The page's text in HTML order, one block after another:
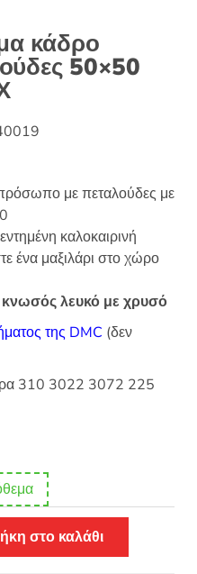
κάδρο
50×50
με πεταλούδες με
καλοκαιρινή
ένα μαξιλάρι στο χώρο
κνωσός λευκό με χρυσό
της DMC (δεν
310 3022 3072 225
στο καλάθι